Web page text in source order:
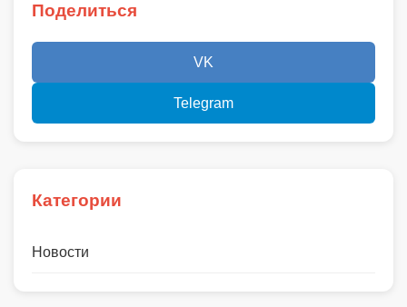
Поделиться
VK
Telegram
Категории
Новости